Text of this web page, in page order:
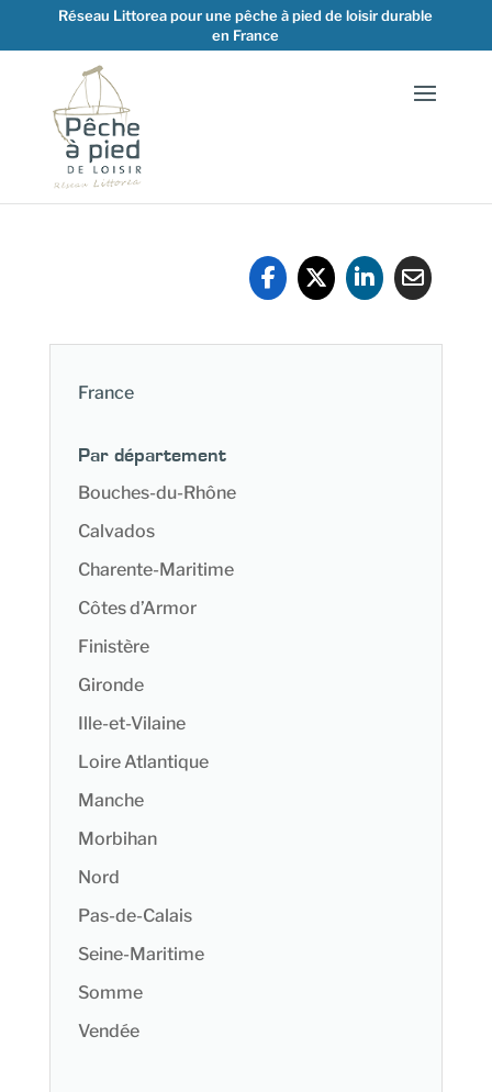
Réseau Littorea pour une pêche à pied de loisir durable
en France
France
Par département
Bouches-du-Rhône
Calvados
Charente-Maritime
Côtes d’Armor
Finistère
Gironde
Ille-et-Vilaine
Loire Atlantique
Manche
Morbihan
Nord
Pas-de-Calais
Seine-Maritime
Somme
Vendée